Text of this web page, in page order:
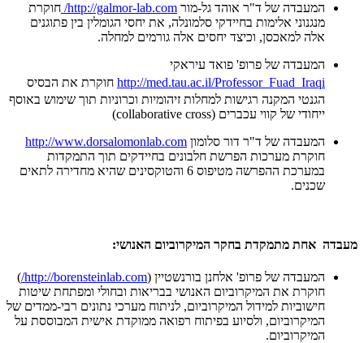
המעבדה של ד"ר אוהד גל-מור http://galmor-lab.com/ חוקרת
מנגנוני אלימות בחיידקי סלמונלה, את יחסי הגומלין בין פתוגנים
אלה למאכסן, וכיצד יחסים אלה גורמים למחלה.
המעבדה של פרופ' פואד עיראקי
http://med.tau.ac.il/Professor_Fuad_Iraqi חוקרת את הבסיס
הגנטי המקנה רגישות למחלות זיהומיות וכרוניות תוך שימוש באוסף
ייחודי של קווי עכברים (collaborative cross)
המעבדה של ד"ר דור סלומון http://www.dorsalomonlab.com
חוקרת מערכות הפרשת חלבונים בחיידקים תוך התמקדות
במערכת ההפרשה מטיפוס 6 והטוקסינים שהיא מחדירה לתאים
שכנים.
מעבדה אחת מתמקדת בחקר המיקרוביום האנושי:
המעבדה של פרופ' אלחנן בורנשטיין (http://borensteinlab.com/
)
חוקרת את המיקרוביום האנושי בבריאות ובחולי ומפתחת שיטות
חישוביות למידול המיקרוביום, לניתוח מערכי נתונים רבי-ממדים של
המיקרוביום, ולסיוע בפיתוח רפואה ממוקדת אישית המבוססת על
המיקרוביום.